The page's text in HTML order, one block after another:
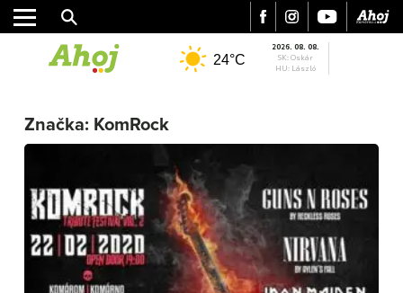
REGIÓN
ŠPORT
KULTÚRA
FOTKY
VIDEO
MIX
24°C
2026. 08. 08.
SK: Oskár
HU: László
Značka: KomRock